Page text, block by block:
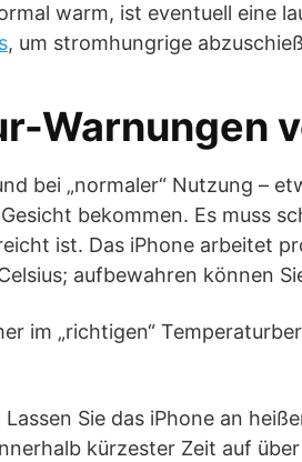
warm, ist eventuell eine
, um stromhungrige
Warnungen
bei „normaler“ Nutzung –
bekommen. Es muss
ist. Das iPhone arbeitet
aufbewahren können
im „richtigen“
Lassen Sie das iPhone an
kürzester Zeit auf